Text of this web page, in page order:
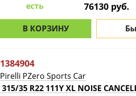
есть
76130 руб.
В КОРЗИНУ
1384904
Pirelli PZero Sports Car
315/35 R22 111Y XL NOISE